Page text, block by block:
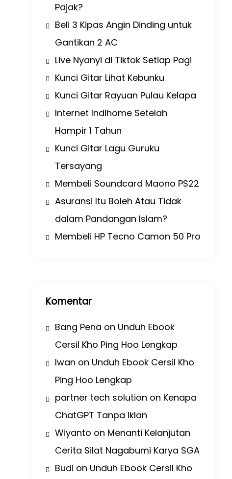
Pajak?
Beli 3 Kipas Angin Dinding untuk
Gantikan 2 AC
Live Nyanyi di Tiktok Setiap Pagi
Kunci Gitar Lihat Kebunku
Kunci Gitar Rayuan Pulau Kelapa
Internet Indihome Setelah
Hampir 1 Tahun
Kunci Gitar Lagu Guruku
Tersayang
Membeli Soundcard Maono PS22
Asuransi Itu Boleh Atau Tidak
dalam Pandangan Islam?
Membeli HP Tecno Camon 50 Pro
Komentar
Bang Pena on Unduh Ebook
Cersil Kho Ping Hoo Lengkap
Iwan on Unduh Ebook Cersil Kho
Ping Hoo Lengkap
partner tech solution on Kenapa
ChatGPT Tanpa Iklan
Wiyanto on Menanti Kelanjutan
Cerita Silat Nagabumi Karya SGA
Budi on Unduh Ebook Cersil Kho